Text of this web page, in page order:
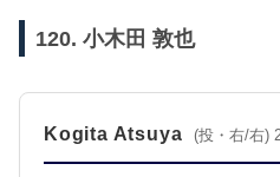
120. 小木田 敦也
Kogita Atsuya (投・右/右)